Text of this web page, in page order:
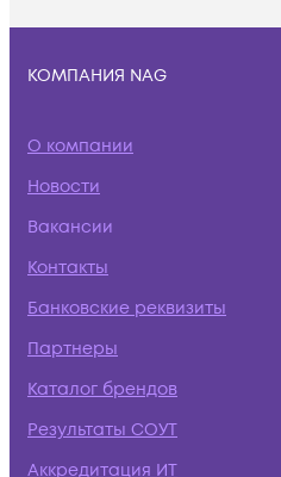
КОМПАНИЯ NAG
О компании
Новости
Вакансии
Контакты
Банковские реквизиты
Партнеры
Каталог брендов
Результаты СОУТ
Аккредитация ИТ